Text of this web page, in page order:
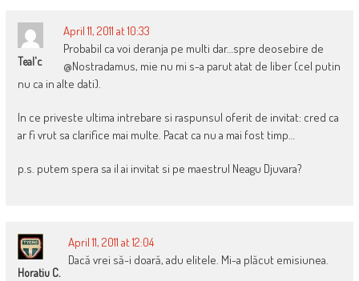
Teal'c
April 11, 2011 at 10:33
Probabil ca voi deranja pe multi dar…spre deosebire de
@Nostradamus, mie nu mi s-a parut atat de liber (cel putin
nu ca in alte dati).
In ce priveste ultima intrebare si raspunsul oferit de invitat: cred ca
ar fi vrut sa clarifice mai multe. Pacat ca nu a mai fost timp…
p.s. putem spera sa il ai invitat si pe maestrul Neagu Djuvara?
Horatiu C.
April 11, 2011 at 12:04
Dacă vrei să-i doară, adu elitele. Mi-a plăcut emisiunea.